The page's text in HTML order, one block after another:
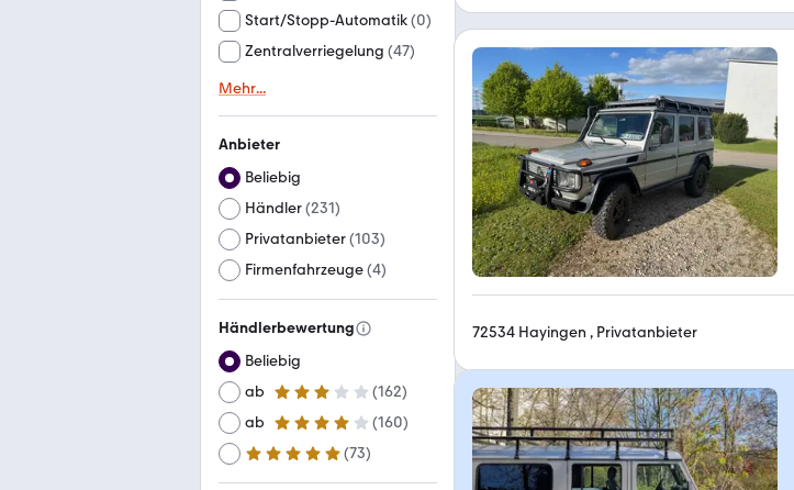
Start/Stopp-Automatik(0)
Zentralverriegelung (47)
Mehr...
Anbieter
Beliebig
Händler(231)
Privatanbieter(103)
Firmenfahrzeuge(4)
Händlerbewertung
Beliebig
ab
3 Sterne (162)
ab
4 Sterne (160)
ab
5 Sterne (73)
72534 Hayingen , Privatanbieter